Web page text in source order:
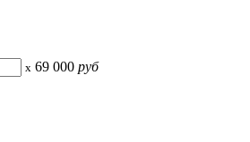
x 69 000 руб